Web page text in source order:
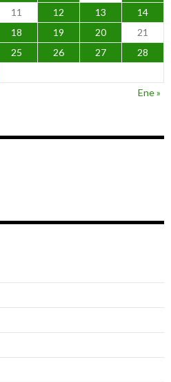
11 12 13
14
18 19 20
21
25 26 27
28
Ene »